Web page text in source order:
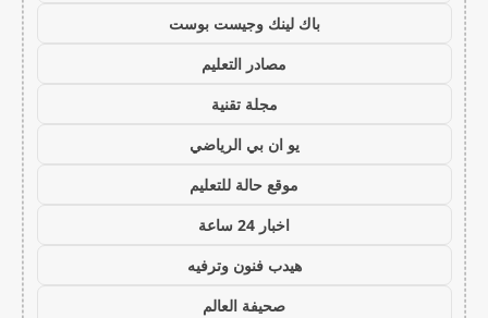
باك لينك وجيست بوست
مصادر التعليم
مجلة تقنية
يو ان بي الرياضي
موقع حالة للتعليم
اخبار 24 ساعة
هيدب فنون وترفيه
صحيفة العالم